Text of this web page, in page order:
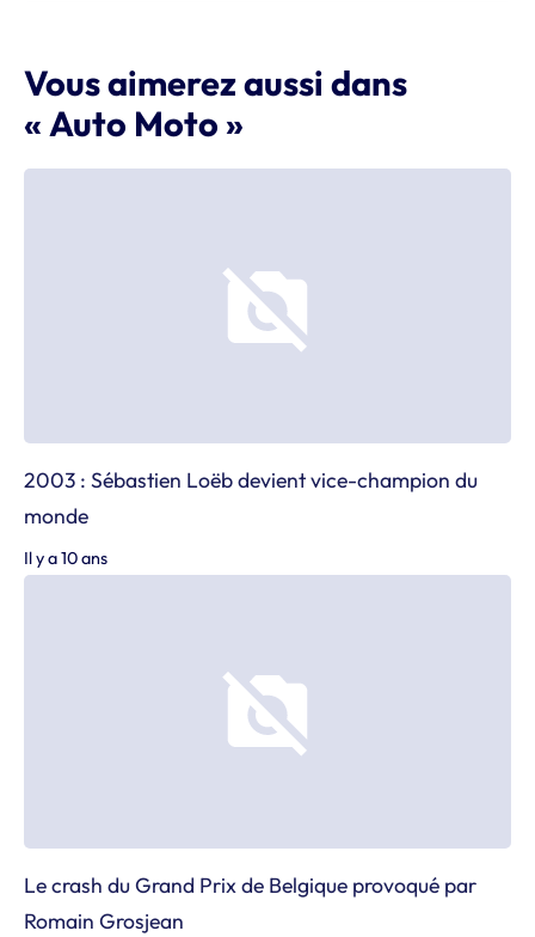
Vous aimerez aussi dans
« Auto Moto »
2003 : Sébastien Loëb devient vice-champion du
monde
Il y a 10 ans
Le crash du Grand Prix de Belgique provoqué par
Romain Grosjean